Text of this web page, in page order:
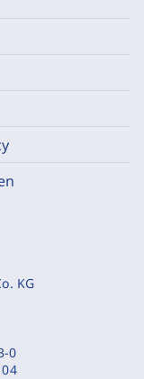
KG
0